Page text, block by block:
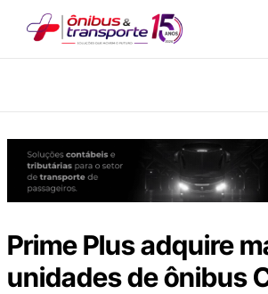
Prime Plus adquire
unidades de ônibus